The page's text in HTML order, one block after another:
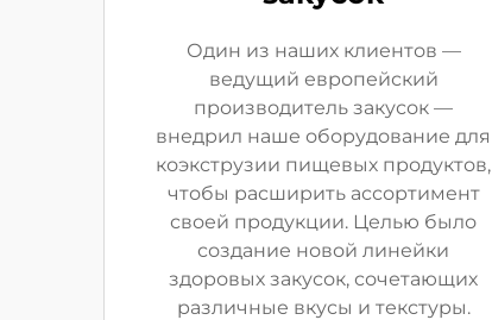
Один из наших клиентов —
ведущий европейский
производитель закусок —
внедрил наше оборудование для
коэкструзии пищевых продуктов,
чтобы расширить ассортимент
своей продукции. Целью было
создание новой линейки
здоровых закусок, сочетающих
различные вкусы и текстуры.